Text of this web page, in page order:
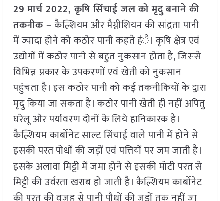
29 मार्च 2022, कृषि सिंचाई जल को मृदु बनाने की
तकनीक –कैल्शियम और मैग्नीशियम की सांद्रता पानी
में ज्यादा होने को कठोर पानी कहते हंै। कृषि क्षेत्र एवं
उद्योगों में कठोर पानी से बहुत नुकसान होता है, जिससे
विभिन्न प्रकार के उपकरणों एवं खेती को नुकसान
पहुंचता है। इस कठोर पानी को कई तकनीकियों के द्वारा
मृदु किया जा सकता है। कठोर पानी खेती ही नहीं अपितु
घरेलू और पर्यावरण दोनों के लिये हानिकारक है।
कैल्शियम कार्बोनेट साल्ट सिंचाई वाले पानी में होने से
इसकी परत पोधों की जड़ों एवं पत्तियों पर जम जाती है।
इसके अलावा मिट्टी में जमा होने से इसकी मोटी परत से
मिट्टी की उर्वरता खराब हो जाती है। कैल्शियम कार्बोनेट